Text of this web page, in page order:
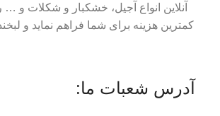
آنلاین انواع آجیل، خشکبار و شکلات و …
کمترین هزینه برای شما فراهم نماید و
آدرس شعبات ما: